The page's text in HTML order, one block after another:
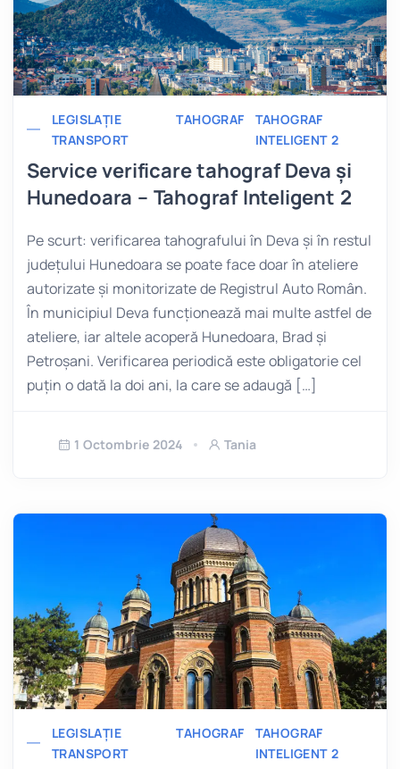
LEGISLAȚIE
TRANSPORT
TAHOGRAF
TAHOGRAF
INTELIGENT 2
Service verificare tahograf Deva și
Hunedoara – Tahograf Inteligent 2
Pe scurt: verificarea tahografului în Deva și în restul
județului Hunedoara se poate face doar în ateliere
autorizate și monitorizate de Registrul Auto Român.
În municipiul Deva funcționează mai multe astfel de
ateliere, iar altele acoperă Hunedoara, Brad și
Petroșani. Verificarea periodică este obligatorie cel
puțin o dată la doi ani, la care se adaugă […]
1 Octombrie 2024 Tania
LEGISLAȚIE
TRANSPORT
TAHOGRAF
TAHOGRAF
INTELIGENT 2